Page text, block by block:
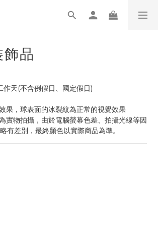
品
作天(不含例假日、國定假日)
果，球表面的冰裂紋為正常的視覺效果
實物拍攝，由於電腦螢幕色差、拍攝光線等因
有差別，最終顏色以實際商品為準。